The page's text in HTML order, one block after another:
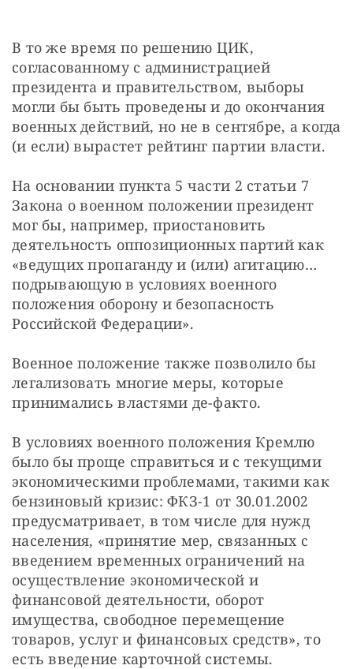
В то же время по решению ЦИК,
согласованному с администрацией
президента и правительством, выборы
могли бы быть проведены и до окончания
военных действий, но не в сентябре, а когда
(и если) вырастет рейтинг партии власти.
На основании пункта 5 части 2 статьи 7
Закона о военном положении президент
мог бы, например, приостановить
деятельность оппозиционных партий как
«ведущих пропаганду и (или) агитацию…
подрывающую в условиях военного
положения оборону и безопасность
Российской Федерации».
Военное положение также позволило бы
легализовать многие меры, которые
принимались властями де-факто.
В условиях военного положения Кремлю
было бы проще справиться и с текущими
экономическими проблемами, такими как
бензиновый кризис: ФКЗ-1 от 30.01.2002
предусматривает, в том числе для нужд
населения, «принятие мер, связанных с
введением временных ограничений на
осуществление экономической и
финансовой деятельности, оборот
имущества, свободное перемещение
товаров, услуг и финансовых средств», то
есть введение карточной системы.